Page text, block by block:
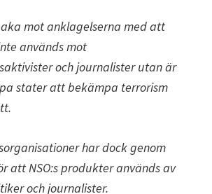
mot anklagelserna med att
används mot
och journalister utan är
stater att bekämpa terrorism
har dock genom
att NSO:s produkter används av
och journalister.